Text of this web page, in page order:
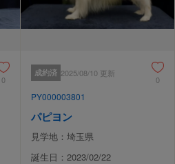
0
成約済 2025/08/10 更新
0
PY000003801
パピヨン
見学地：埼玉県
誕生日：2023/02/22